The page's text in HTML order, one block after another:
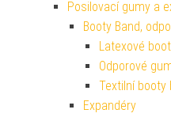
Posilovací gumy a
Booty Band,
Latexové
Odporové
Textilní booty
Expandéry